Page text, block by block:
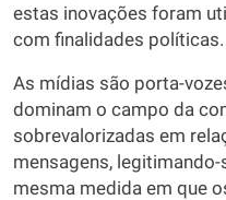
estas inovações foram
com finalidades políticas.
As mídias são porta-
dominam o campo da
sobrevalorizadas em
mensagens,
mesma medida em que